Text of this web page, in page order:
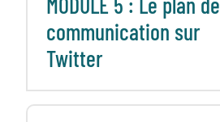
communication sur
Twitter